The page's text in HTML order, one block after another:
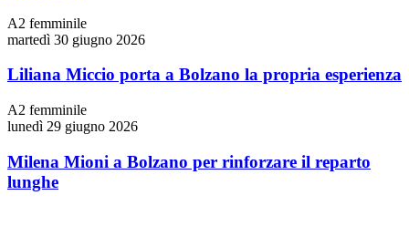
A2 femminile
martedì 30 giugno 2026
Liliana Miccio porta a Bolzano la propria esperienza
A2 femminile
lunedì 29 giugno 2026
Milena Mioni a Bolzano per rinforzare il reparto
lunghe